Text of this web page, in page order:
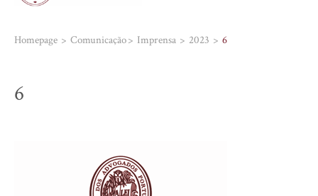
Homepage Comunicação Imprensa 2023 6
6